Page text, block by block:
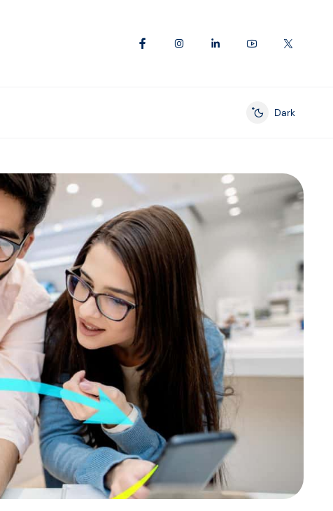
Enable dark
Dark